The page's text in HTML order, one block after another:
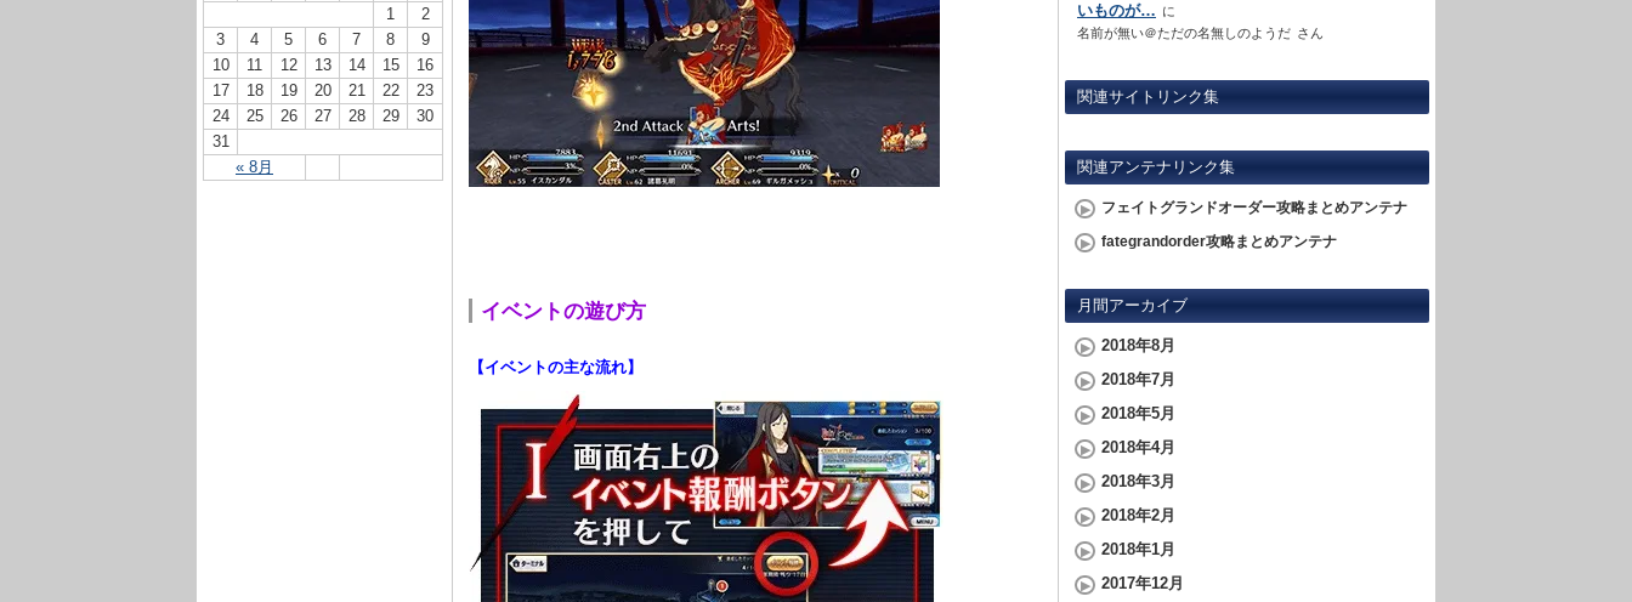
« 8月
1
2
3
4 5 6 7 8
9
10
11 12 13 14 15
16
17
18 19 20 21 22
23
24
25 26 27 28 29
30
31
イベントの遊び方
【イベントの主な流れ】
いものが…
名前が無い＠ただの名無しのようだ さん
関連サイトリンク集
関連アンテナリンク集
フェイトグランドオーダー攻略まとめアンテナ
fategrandorder攻略まとめアンテナ
月間アーカイブ
2018年8月
2018年7月
2018年5月
2018年4月
2018年3月
2018年2月
2018年1月
2017年12月